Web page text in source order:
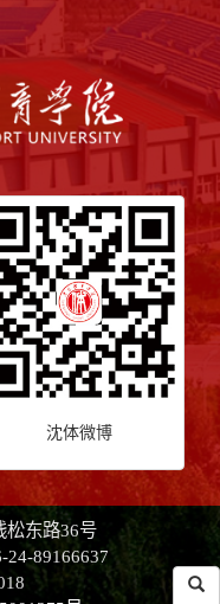
沈体微博
松东路36号
24-89166637